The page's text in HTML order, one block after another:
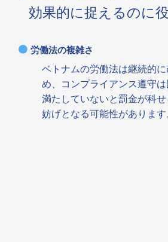
効果的に捉えるのに
労働法の複雑さ
ベトナムの労働法は継続的
め、コンプライアンス遵守
満たしていないと罰金が科
妨げとなる可能性があります